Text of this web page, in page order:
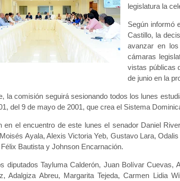
legislatura la
Según informó
Castillo, la
avanzar en
cámaras
vistas públicas
de junio en la
la comisión seguirá sesionando todos los lunes
del 9 de mayo de 2001, que crea el Sistema
en el encuentro de este lunes el senador Daniel
Ayala, Alexis Victoria Yeb, Gustavo Lara,
Bautista y Johnson Encarnación.
diputados Tayluma Calderón, Juan Bolívar Cuevas,
Adalgiza Abreu, Margarita Tejeda, Carmen Lidia